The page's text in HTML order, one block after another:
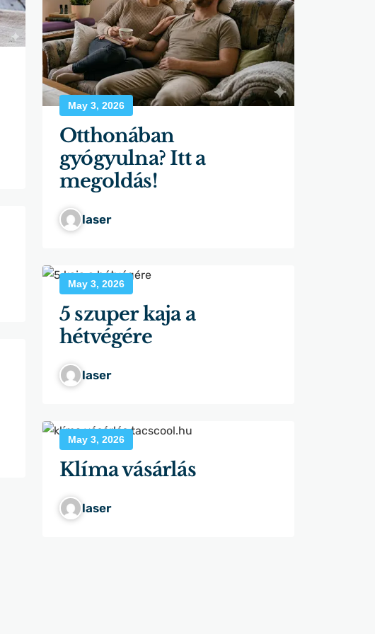
May 3, 2026
Otthonában
gyógyulna? Itt a
megoldás!
laser
May 3, 2026
5 szuper kaja a
hétvégére
laser
May 3, 2026
Klíma vásárlás
laser